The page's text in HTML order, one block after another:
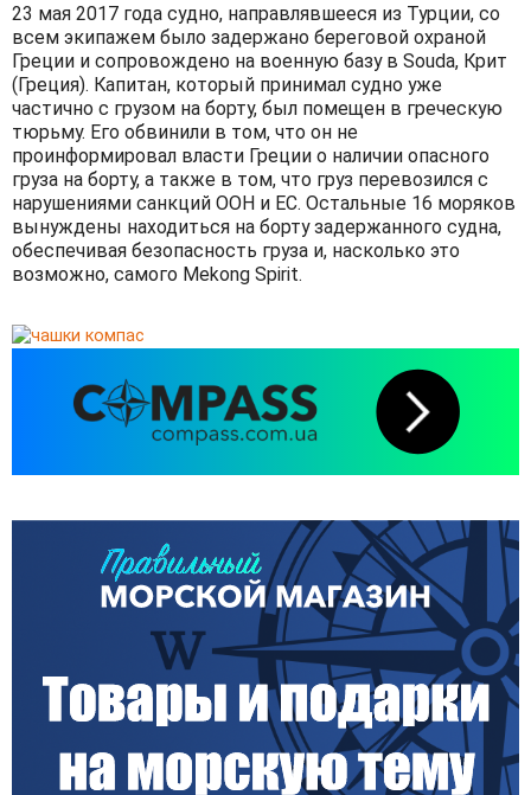
23 мая 2017 года судно, направлявшееся из Турции, со
всем экипажем было задержано береговой охраной
Греции и сопровождено на военную базу в Souda, Крит
(Греция). Капитан, который принимал судно уже
частично с грузом на борту, был помещен в греческую
тюрьму. Его обвинили в том, что он не
проинформировал власти Греции о наличии опасного
груза на борту, а также в том, что груз перевозился с
нарушениями санкций ООН и ЕС. Остальные 16 моряков
вынуждены находиться на борту задержанного судна,
обеспечивая безопасность груза и, насколько это
возможно, самого Mekong Spirit.